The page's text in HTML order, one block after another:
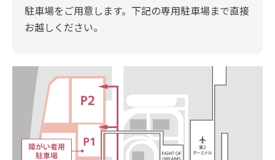
駐車場をご用意します。下記の専用駐車場まで直接
お越しください。